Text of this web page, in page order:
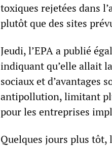
toxiques rejetées dans
plutôt que des sites
Jeudi, l’EPA a publié
indiquant qu’elle allait
sociaux et d’avantages
antipollution, limitant
pour les entreprises
Quelques jours plus tôt,